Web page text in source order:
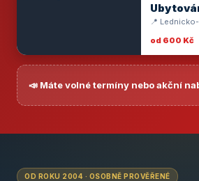
📍
od 600 Kč
📣 Máte volné termíny nebo akční
OD ROKU 2004 · OSOBNĚ PROVĚŘENÉ